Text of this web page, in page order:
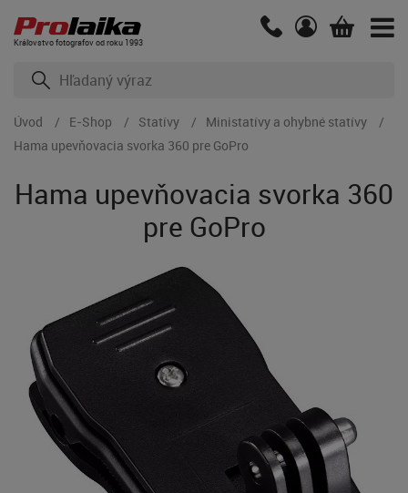
Kráľovstvo fotografov od roku 1993
Úvod E-Shop Statívy
Ministatívy a ohybné statívy
Hama upevňovacia svorka 360 pre GoPro
Hama upevňovacia svorka 360
pre GoPro